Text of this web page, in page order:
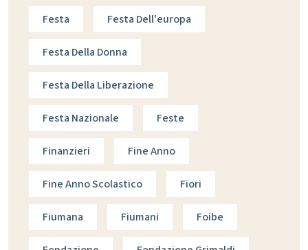
Festa Festa Dell'europa
Festa Della Donna
Festa Della Liberazione
Festa Nazionale Feste
Finanzieri Fine Anno
Fine Anno Scolastico Fiori
Fiumana Fiumani Foibe